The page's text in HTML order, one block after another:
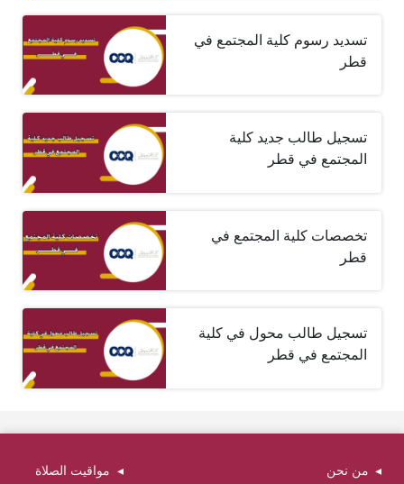
تسديد رسوم كلية المجتمع في
قطر
تسجيل طالب جديد كلية
المجتمع في قطر
تخصصات كلية المجتمع في
قطر
تسجيل طالب محول في كلية
المجتمع في قطر
من نحن مواقيت الصلاة